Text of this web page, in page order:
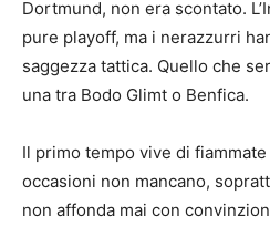
Dortmund, non era scontato.
pure playoff, ma i nerazzurri
saggezza tattica. Quello che
una tra Bodo Glimt o Benfica.
Il primo tempo vive di
occasioni non mancano,
non affonda mai con